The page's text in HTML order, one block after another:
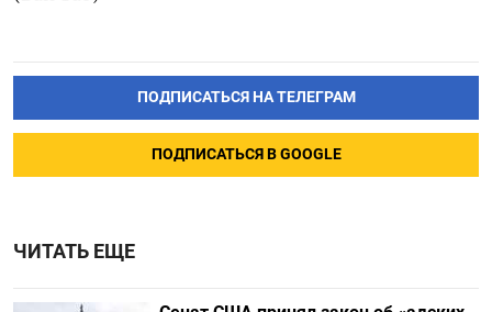
ПОДПИСАТЬСЯ НА ТЕЛЕГРАМ
ПОДПИСАТЬСЯ В GOOGLE
ЧИТАТЬ ЕЩЕ